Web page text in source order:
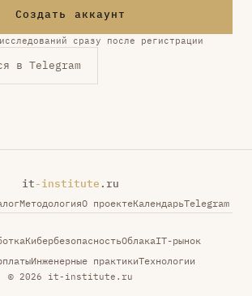
Создать аккаунт
сразу после регистрации
в Telegram
it-institute .ru
МетодологияО проектеКалендарьTelegram
КибербезопасностьОблакаIT-рынок
Инженерные практикиТехнологии
© 2026 it-institute.ru